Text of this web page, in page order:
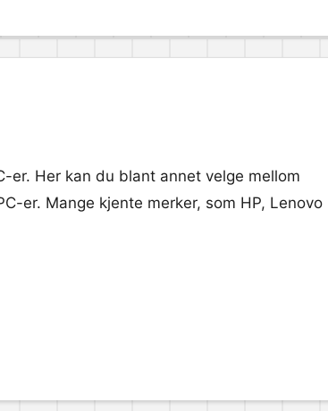
Her kan du blant annet velge mellom
er. Mange kjente merker, som HP, Lenovo